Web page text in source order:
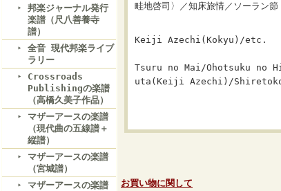
邦楽ジャーナル発行
楽譜（尺八善養寺
譜）
全音 現代邦楽ライブ
ラリー
Crossroads
Publishingの楽譜
（高橋久美子作品）
マザーアースの楽譜
（現代曲の五線譜＋
縦譜）
マザーアースの楽譜
（宮城譜）
マザーアースの楽譜
畦地啓司〉／知床旅情／ソーラン節
Keiji Azechi(Kokyu)/etc.
Tsuru no Mai/Ohotsuku no
uta(Keiji Azechi)/
お買い物に関して